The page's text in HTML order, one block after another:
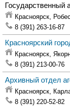
Государственный
Красноярск,
8 (391) 263-16-87
Красноярский
Красноярск,
8 (391) 213-00-76
Архивный отдел
Красноярск,
8 (391) 220-52-82